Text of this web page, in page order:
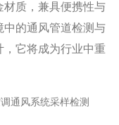
材质，兼具便携性与
中的通风管道检测与
它将成为行业中重